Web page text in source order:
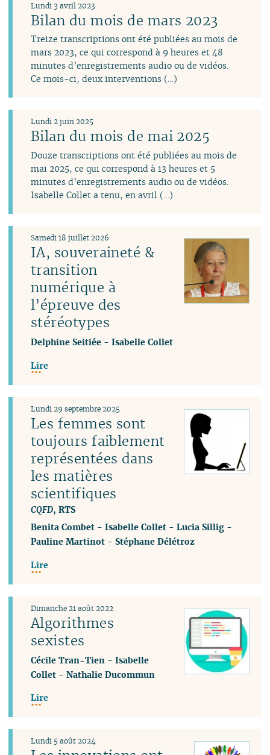
Bilan du mois de mars 2023
Lundi 3 avril 2023
Treize transcriptions ont été publiées au mois de
mars 2023, ce qui correspond à 9 heures et 48
minutes d’enregistrements audio ou de vidéos.
Ce mois-ci, deux interventions (…)
Bilan du mois de mai 2025
Lundi 2 juin 2025
Douze transcriptions ont été publiées au mois de
mai 2025, ce qui correspond à 13 heures et 5
minutes d’enregistrements audio ou de vidéos.
Isabelle Collet a tenu, en avril (…)
IA, souveraineté &
transition
numérique à
l’épreuve des
stéréotypes
Samedi 18 juillet 2026
Delphine Seitiée -Isabelle Collet
Lire
Les femmes sont
toujours faiblement
représentées dans
les matières
scientifiques
CQFD, RTS
Lundi 29 septembre 2025
Benita Combet -Isabelle Collet -Lucia Sillig -
Pauline Martinot -Stéphane Délétroz
Lire
Algorithmes
sexistes
Dimanche 21 août 2022
Cécile Tran-Tien -Isabelle
Collet -Nathalie Ducommun
Lire
Lundi 5 août 2024